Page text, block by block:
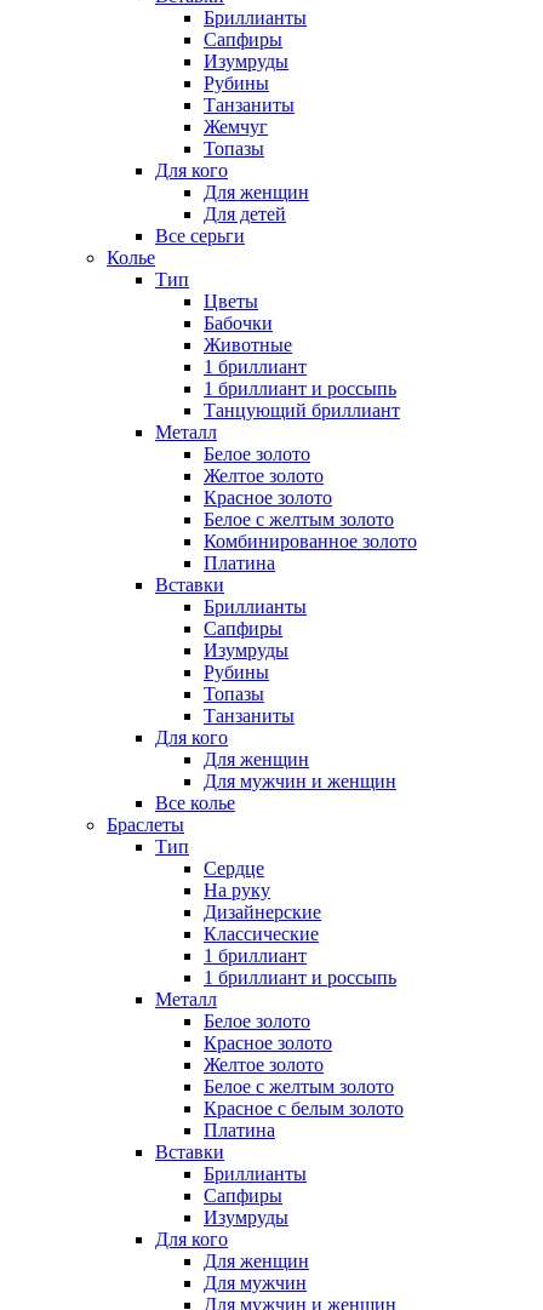
Бриллианты
Сапфиры
Изумруды
Рубины
Танзаниты
Жемчуг
Топазы
Для кого
Для женщин
Для детей
Все серьги
Колье
Тип
Цветы
Бабочки
Животные
1 бриллиант
1 бриллиант и россыпь
Танцующий бриллиант
Металл
Белое золото
Желтое золото
Красное золото
Белое с желтым золото
Комбинированное золото
Платина
Вставки
Бриллианты
Сапфиры
Изумруды
Рубины
Топазы
Танзаниты
Для кого
Для женщин
Для мужчин и женщин
Все колье
Браслеты
Тип
Сердце
На руку
Дизайнерские
Классические
1 бриллиант
1 бриллиант и россыпь
Металл
Белое золото
Красное золото
Желтое золото
Белое с желтым золото
Красное с белым золото
Платина
Вставки
Бриллианты
Сапфиры
Изумруды
Для кого
Для женщин
Для мужчин
Для мужчин и женщин